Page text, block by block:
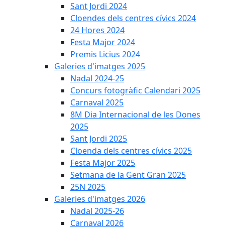
Sant Jordi 2024
Cloendes dels centres cívics 2024
24 Hores 2024
Festa Major 2024
Premis Licius 2024
Galeries d'imatges 2025
Nadal 2024-25
Concurs fotogràfic Calendari 2025
Carnaval 2025
8M Dia Internacional de les Dones
2025
Sant Jordi 2025
Cloenda dels centres cívics 2025
Festa Major 2025
Setmana de la Gent Gran 2025
25N 2025
Galeries d'imatges 2026
Nadal 2025-26
Carnaval 2026